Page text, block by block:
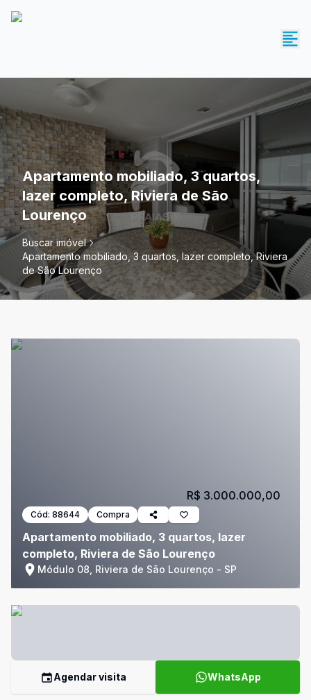
Apartamento mobiliado, 3 quartos,
lazer completo, Riviera de São
Lourenço
Buscar imóvel
Apartamento mobiliado, 3 quartos, lazer completo, Riviera
de São Lourenço
Cód: 88644 Compra
Apartamento mobiliado, 3 quartos, lazer
completo, Riviera de São Lourenço
Módulo 08, Riviera de São Lourenço - SP
R$ 3.000.000,00
Agendar visita WhatsApp